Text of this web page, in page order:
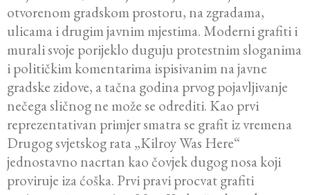
otvorenom gradskom prostoru, na zgradama,
ulicama i drugim javnim mjestima. Moderni grafiti i
murali svoje porijeklo duguju protestnim sloganima
i političkim komentarima ispisivanim na javne
gradske zidove, a tačna godina prvog pojavljivanje
nečega sličnog ne može se odrediti. Kao prvi
reprezentativan primjer smatra se grafit iz vremena
Drugog svjetskog rata „Kilroy Was Here“
jednostavno nacrtan kao čovjek dugog nosa koji
proviruje iza ćoška. Prvi pravi procvat grafiti